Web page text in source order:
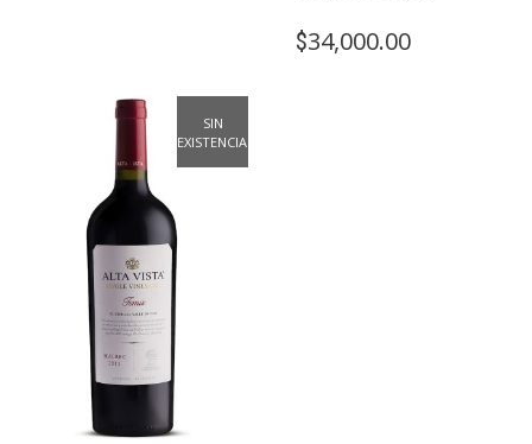
$34,000.00
SIN
EXISTENCIAS